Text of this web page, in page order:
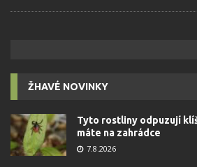
ŽHAVÉ NOVINKY
Tyto rostliny odpuzují
máte na zahrádce
7.8.2026